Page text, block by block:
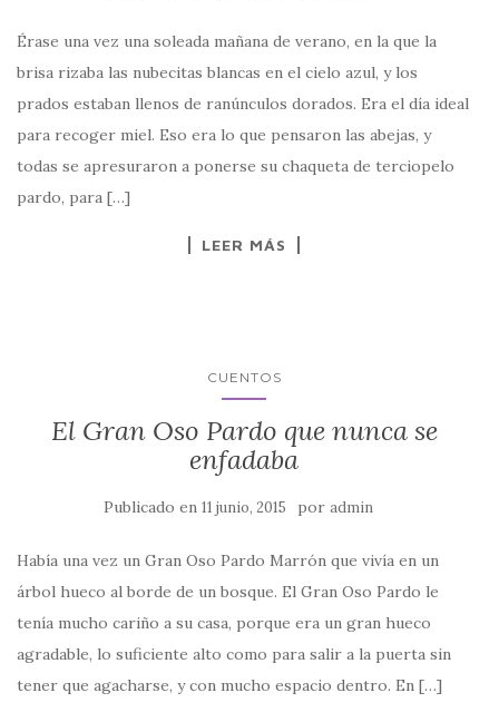
Érase una vez una soleada mañana de verano, en la que la
brisa rizaba las nubecitas blancas en el cielo azul, y los
prados estaban llenos de ranúnculos dorados. Era el día ideal
para recoger miel. Eso era lo que pensaron las abejas, y
todas se apresuraron a ponerse su chaqueta de terciopelo
pardo, para […]
LEER MÁS
CUENTOS
El Gran Oso Pardo que nunca se
enfadaba
Publicado en 11 junio, 2015 por admin
Había una vez un Gran Oso Pardo Marrón que vivía en un
árbol hueco al borde de un bosque. El Gran Oso Pardo le
tenía mucho cariño a su casa, porque era un gran hueco
agradable, lo suficiente alto como para salir a la puerta sin
tener que agacharse, y con mucho espacio dentro. En […]